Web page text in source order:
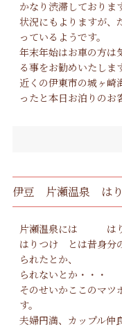
かなり渋滞しておりま
状況にもよりますが、
っているようです。
年末年始はお車の方は
る事をお勧めいたします
近くの伊東市の城ヶ崎
ったと本日お泊りのお
伊豆 片瀬温泉 はり
片瀬温泉には はり
はりつけ とは昔身分
られたとか、
られないとか・・・
そのせいかここのマツ
す。
夫婦円満、カップル仲